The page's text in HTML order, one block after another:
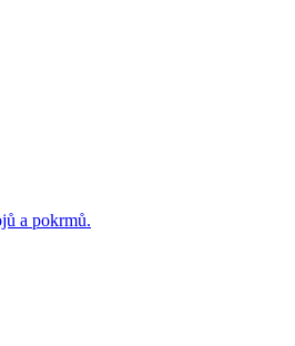
a pokrmů.